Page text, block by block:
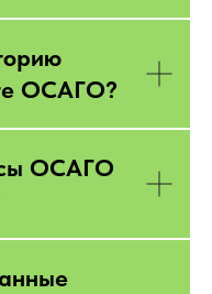
ОСАГО?
ОСАГО